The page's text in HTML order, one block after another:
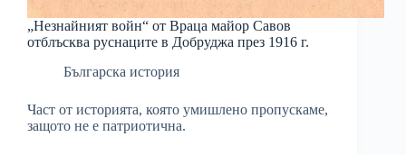
„Незнайният войн“ от Враца майор Савов
отблъсква руснаците в Добруджа през 1916 г.
Българска история
Част от историята, която умишлено пропускаме,
защото не е патриотична.